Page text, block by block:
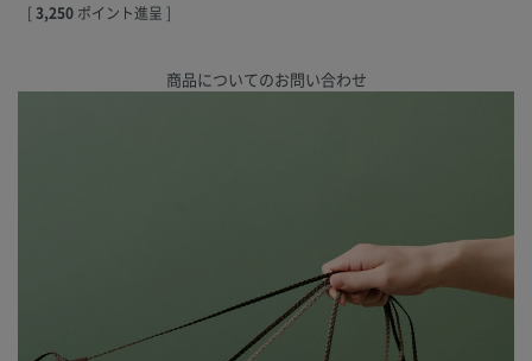
[ 3,250 ポイント進呈 ]
商品についてのお問い合わせ